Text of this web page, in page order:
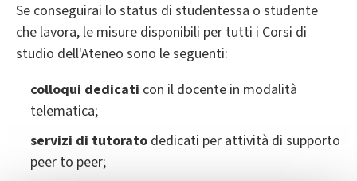
Se conseguirai lo status di studentessa o studente
che lavora, le misure disponibili per tutti i Corsi di
studio dell'Ateneo sono le seguenti:
colloqui dedicati con il docente in modalità
telematica;
servizi di tutorato dedicati per attività di supporto
peer to peer;